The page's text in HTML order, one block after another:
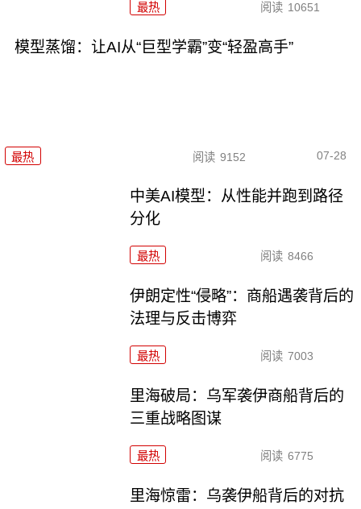
最热 阅读 10651
模型蒸馏：让AI从“巨型学霸”变“轻盈高手”
最热 阅读 9152 07-28
中美AI模型：从性能并跑到路径
分化
最热 阅读 8466
伊朗定性“侵略”：商船遇袭背后的
法理与反击博弈
最热 阅读 7003
里海破局：乌军袭伊商船背后的
三重战略图谋
最热 阅读 6775
里海惊雷：乌袭伊船背后的对抗